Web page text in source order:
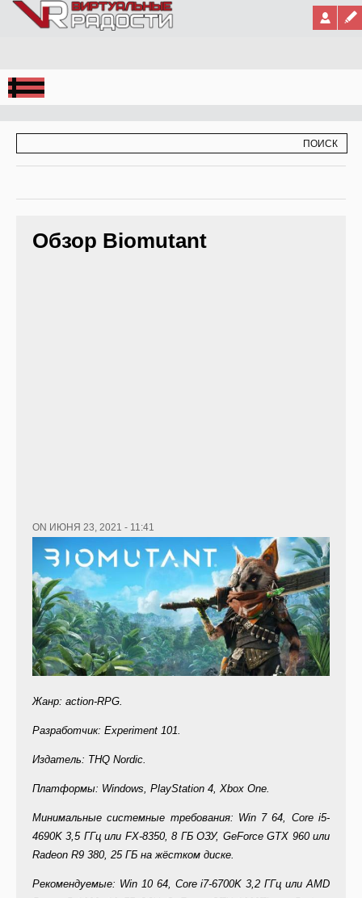
Jump to Navigation
Обзор Biomutant
ON ИЮНЯ 23, 2021 - 11:41
Жанр: action-RPG.
Разработчик: Experiment 101.
Издатель: THQ Nordic.
Платформы: Windows, PlayStation 4, Xbox One.
Минимальные системные требования: Win 7 64, Core i5-
4690K 3,5 ГГц или FX-8350, 8 ГБ ОЗУ, GeForce GTX 960 или
Radeon R9 380, 25 ГБ на жёстком диске.
Рекомендуемые: Win 10 64, Core i7-6700K 3,2 ГГц или AMD